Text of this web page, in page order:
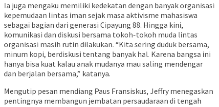
Ia juga mengaku memiliki kedekatan dengan banyak organisasi
kepemudaan lintas iman sejak masa aktivisme mahasiswa
sebagai bagian dari generasi Cipayung 88. Hingga kini,
komunikasi dan diskusi bersama tokoh-tokoh muda lintas
organisasi masih rutin dilakukan. “Kita sering duduk bersama,
minum kopi, berdiskusi tentang banyak hal. Karena bangsa ini
hanya bisa kuat kalau anak mudanya mau saling mendengar
dan berjalan bersama,” katanya.
Mengutip pesan mendiang Paus Fransiskus, Jeffry menegaskan
pentingnya membangun jembatan persaudaraan di tengah